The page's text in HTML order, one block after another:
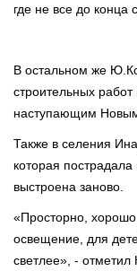
где не все до конца
В остальном же
строительных
наступающим
Также в селения
которая
выстроена заново.
«Просторно,
освещение, для
светлее», - отметил